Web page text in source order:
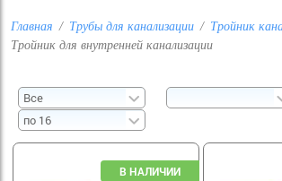
Главная Трубы для канализации
Тройник
Тройник для внутренней канализации